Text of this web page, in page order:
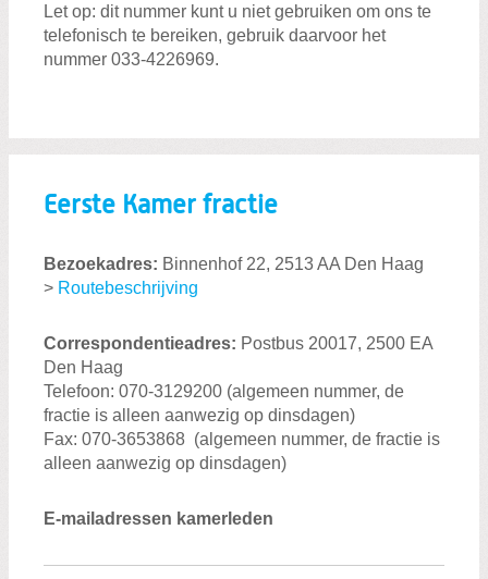
Let op: dit nummer kunt u niet gebruiken om ons te
telefonisch te bereiken, gebruik daarvoor het
nummer 033-4226969.
Eerste Kamer fractie
Bezoekadres: Binnenhof 22, 2513 AA Den Haag
> Routebeschrijving
Correspondentieadres: Postbus 20017, 2500 EA
Den Haag
Telefoon: 070-3129200 (algemeen nummer, de
fractie is alleen aanwezig op dinsdagen)
Fax: 070-3653868 (algemeen nummer, de fractie is
alleen aanwezig op dinsdagen)
E-mailadressen kamerleden